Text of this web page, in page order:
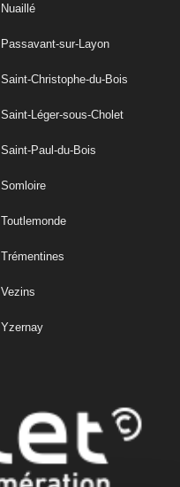
Nuaillé
Passavant-sur-Layon
Saint-Christophe-du-Bois
Saint-Léger-sous-Cholet
Saint-Paul-du-Bois
Somloire
Toutlemonde
Trémentines
Vezins
Yzernay